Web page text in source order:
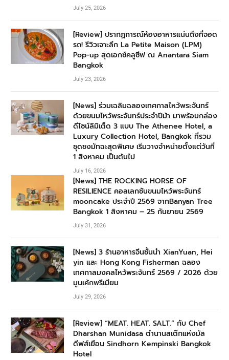
July 25, 2026
[Review] ปรากฏการณ์ห้องอาหารแน่นถึงที่จอด
รถ! รีวิวเจาะลึก La Petite Maison (LPM)
Pop-up สุดเอกซ์คลูซีฟ ณ Anantara Siam
Bangkok
July 23, 2026
[News] ร่วมเฉลิมฉลองเทศกาลไหว้พระจันทร์
ด้วยขนมไหว้พระจันทร์ประจำปีม้า มาพร้อมกล่อง
ดีไซน์ลิมิเต็ด 3 แบบ The Athenee Hotel, a
Luxury Collection Hotel, Bangkok ที่รวม
ชุดชงมัทฉะสุดพิเศษ เริ่มวางจำหน่ายตั้งแต่วันที่
1 สิงหาคม เป็นต้นไป
July 16, 2026
[News] THE ROCKING HORSE OF
RESILIENCE คอลเลกชันขนมไหว้พระจันทร์
mooncake ประจำปี 2569 จากBanyan Tree
Bangkok 1 สิงหาคม – 25 กันยายน 2569
July 31, 2026
[News] 3 ร้านอาหารจีนชั้นนำ XianYuan, Hei
yin และ Hong Kong Fisherman ฉลอง
เทศกาลมงคลไหว้พระจันทร์ 2569 / 2026 ด้วย
มูนเค้กพรีเมียม
July 29, 2026
[Review] “MEAT. HEAT. SALT.” กับ Chef
Dharshan Munidasa ตำนานสเต๊กแห่งมัล
ดีฟส์เยือน Sindhorn Kempinski Bangkok
Hotel